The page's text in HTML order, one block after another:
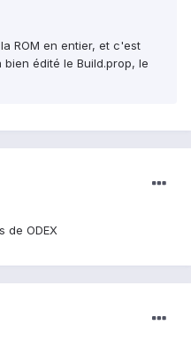
ROM en entier, et c'est
édité le Build.prop, le
de ODEX